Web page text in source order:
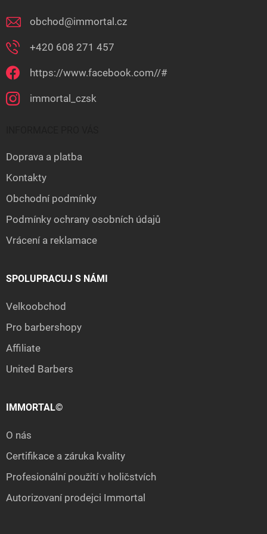
obchod @immortal.cz
+420 608 271 457
https://www.facebook.com//#
immortal_czsk
Doprava a platba
Kontakty
Obchodní podmínky
Podmínky ochrany osobních údajů
Vrácení a reklamace
SPOLUPRACUJ S NÁMI
Velkoobchod
Pro barbershopy
Affiliate
United Barbers
IMMORTAL©
O nás
Certifikace a záruka kvality
Profesionální použití v holičstvích
Autorizovaní prodejci Immortal